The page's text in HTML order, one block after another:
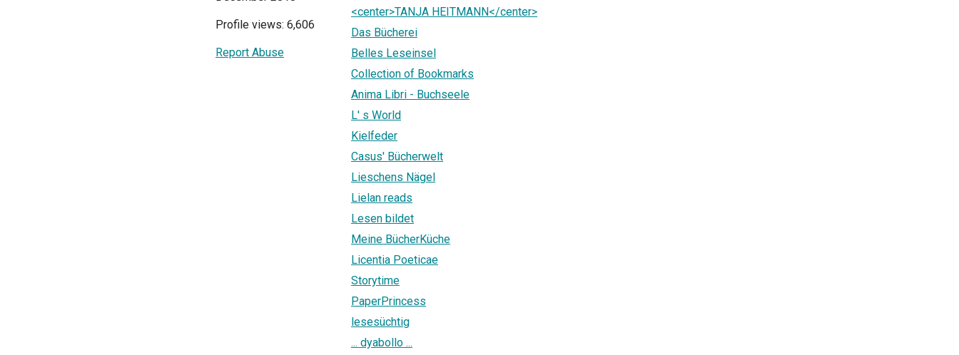
Profile views: 6,606
Report Abuse
<center>TANJA HEITMANN</center>
Das Bücherei
Belles Leseinsel
Collection of Bookmarks
Anima Libri - Buchseele
L' s World
Kielfeder
Casus' Bücherwelt
Lieschens Nägel
Lielan reads
Lesen bildet
Meine BücherKüche
Licentia Poeticae
Storytime
PaperPrincess
lesesüchtig
... dyabollo ...